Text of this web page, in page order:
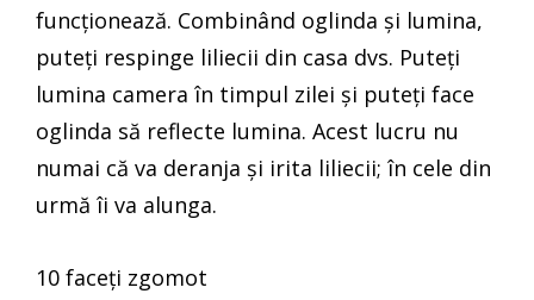
funcționează. Combinând oglinda și lumina,
puteți respinge liliecii din casa dvs. Puteți
lumina camera în timpul zilei și puteți face
oglinda să reflecte lumina. Acest lucru nu
numai că va deranja și irita liliecii; în cele din
urmă îi va alunga.
10 faceți zgomot